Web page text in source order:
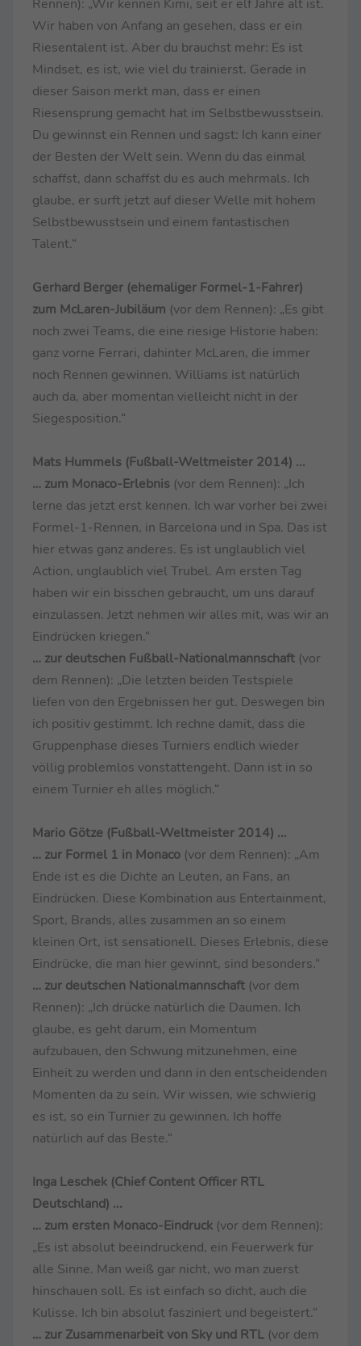
Rennen): „Wir kennen Kimi, seit er elf Jahre alt ist.
Wir haben von Anfang an gesehen, dass er ein
Riesentalent ist. Aber du brauchst mehr: Es ist
Mindset, es ist, wie viel du trainierst. Gerade in
dieser Saison merkt man, dass er einen
Riesensprung gemacht hat im Selbstbewusstsein.
Du gewinnst ein Rennen und sagst: Ich kann einer
der Besten der Welt sein. Wenn du das einmal
schaffst, dann schaffst du es auch mehrmals. Ich
glaube, er surft jetzt auf dieser Welle mit hohem
Selbstbewusstsein und einem fantastischen
Talent.“
Gerhard Berger (ehemaliger Formel-1-Fahrer)
zum McLaren-Jubiläum (vor dem Rennen): „Es gibt
noch zwei Teams, die eine riesige Historie haben:
ganz vorne Ferrari, dahinter McLaren, die immer
noch Rennen gewinnen. Williams ist natürlich
auch da, aber momentan vielleicht nicht in der
Siegesposition.“
Mats Hummels (Fußball-Weltmeister 2014) ...
… zum Monaco-Erlebnis (vor dem Rennen): „Ich
lerne das jetzt erst kennen. Ich war vorher bei zwei
Formel-1-Rennen, in Barcelona und in Spa. Das ist
hier etwas ganz anderes. Es ist unglaublich viel
Action, unglaublich viel Trubel. Am ersten Tag
haben wir ein bisschen gebraucht, um uns darauf
einzulassen. Jetzt nehmen wir alles mit, was wir an
Eindrücken kriegen.“
… zur deutschen Fußball-Nationalmannschaft (vor
dem Rennen): „Die letzten beiden Testspiele
liefen von den Ergebnissen her gut. Deswegen bin
ich positiv gestimmt. Ich rechne damit, dass die
Gruppenphase dieses Turniers endlich wieder
völlig problemlos vonstattengeht. Dann ist in so
einem Turnier eh alles möglich.“
Mario Götze (Fußball-Weltmeister 2014) ...
… zur Formel 1 in Monaco (vor dem Rennen): „Am
Ende ist es die Dichte an Leuten, an Fans, an
Eindrücken. Diese Kombination aus Entertainment,
Sport, Brands, alles zusammen an so einem
kleinen Ort, ist sensationell. Dieses Erlebnis, diese
Eindrücke, die man hier gewinnt, sind besonders.“
… zur deutschen Nationalmannschaft (vor dem
Rennen): „Ich drücke natürlich die Daumen. Ich
glaube, es geht darum, ein Momentum
aufzubauen, den Schwung mitzunehmen, eine
Einheit zu werden und dann in den entscheidenden
Momenten da zu sein. Wir wissen, wie schwierig
es ist, so ein Turnier zu gewinnen. Ich hoffe
natürlich auf das Beste.“
Inga Leschek (Chief Content Officer RTL
Deutschland) ...
… zum ersten Monaco-Eindruck (vor dem Rennen):
„Es ist absolut beeindruckend, ein Feuerwerk für
alle Sinne. Man weiß gar nicht, wo man zuerst
hinschauen soll. Es ist einfach so dicht, auch die
Kulisse. Ich bin absolut fasziniert und begeistert.“
… zur Zusammenarbeit von Sky und RTL (vor dem